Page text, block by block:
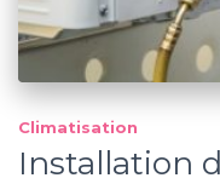
Climatisation
Installation